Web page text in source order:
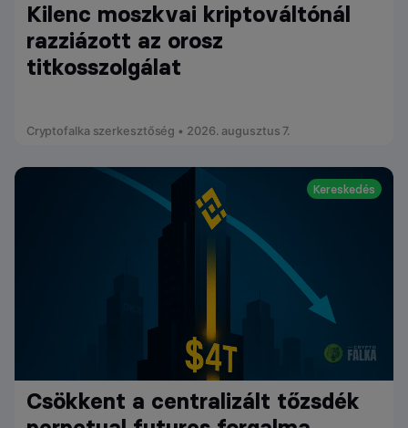
Kilenc moszkvai kriptováltónál
razziázott az orosz
titkosszolgálat
Cryptofalka szerkesztőség • 2026. augusztus 7.
Kereskedés
Csökkent a centralizált tőzsdék